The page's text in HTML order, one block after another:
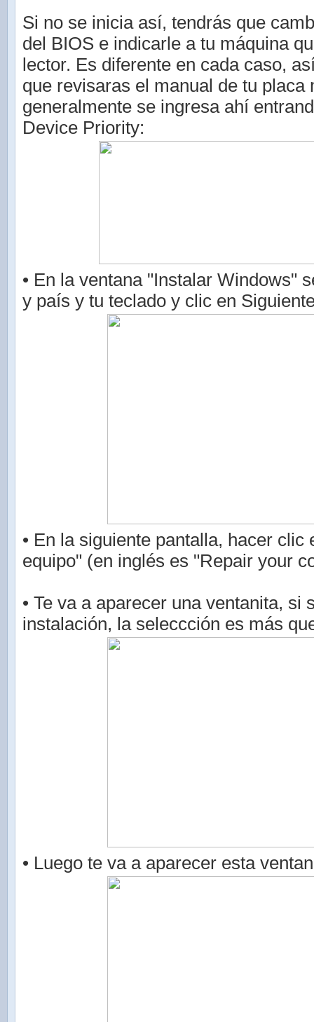
Si no se inicia así, tendrás que
del BIOS e indicarle a tu máquina
lector. Es diferente en cada caso,
que revisaras el manual de tu placa
generalmente se ingresa ahí
Device Priority:
• En la ventana "Instalar Windows"
y país y tu teclado y clic en
• En la siguiente pantalla, hacer clic
equipo" (en inglés es "Repair your
• Te va a aparecer una ventanita, si
instalación, la seleccción es más
• Luego te va a aparecer esta